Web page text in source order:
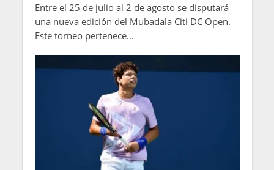
Entre el 25 de julio al 2 de agosto se disputará
una nueva edición del Mubadala Citi DC Open.
Este torneo pertenece...